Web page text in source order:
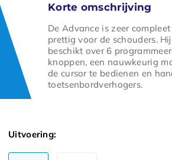
Korte omschrijving
De Advance is zeer compleet
prettig voor de schouders. Hij
beschikt over 6
knoppen, een nauwkeurig
de cursor te bedienen en
toetsenbordverhogers.
Uitvoering: